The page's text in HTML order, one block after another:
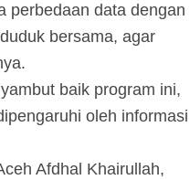
perbedaan data dengan
bersama, agar
baik program ini,
oleh informasi
Afdhal Khairullah,